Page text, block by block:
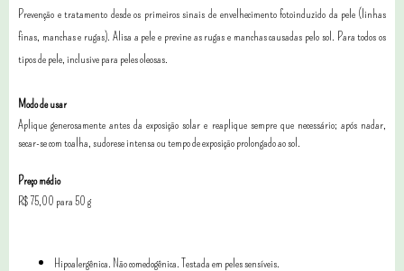
Prevenção e tratamento desde os primeiros sinais de envelhecimento fotoinduzido da pele (linhas
finas, manchas e rugas). Alisa a pele e previne as rugas e manchas causadas pelo sol. Para todos os
tipos de pele, inclusive para peles oleosas.
Modo de usar
Aplique generosamente antes da exposição solar e reaplique sempre que necessário; após nadar,
secar-se com toalha, sudorese intensa ou tempo de exposição prolongado ao sol.
Preço médio
R$ 75,00 para 50 g
Hipoalergênica. Não comedogênica. Testada em peles sensíveis.